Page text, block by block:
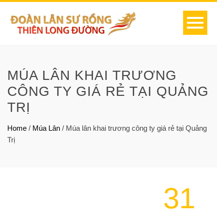
MÚA LÂN KHAI TRƯƠNG
CÔNG TY GIÁ RẺ TẠI QUẢNG
TRỊ
Home / Múa Lân / Múa lân khai trương công ty giá rẻ tại Quảng
Trị
31